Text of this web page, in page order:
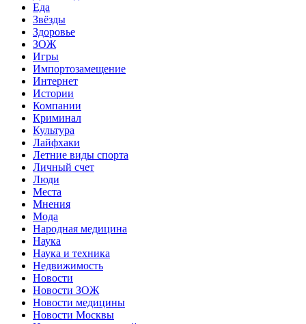
Еда
Звёзды
Здоровье
ЗОЖ
Игры
Импортозамещение
Интернет
Истории
Компании
Криминал
Культура
Лайфхаки
Летние виды спорта
Личный счет
Люди
Места
Мнения
Мода
Народная медицина
Наука
Наука и техника
Недвижимость
Новости
Новости ЗОЖ
Новости медицины
Новости Москвы